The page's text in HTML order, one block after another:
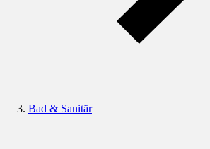
Bad & Sanitär